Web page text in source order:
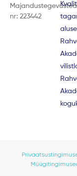
nr: 223442